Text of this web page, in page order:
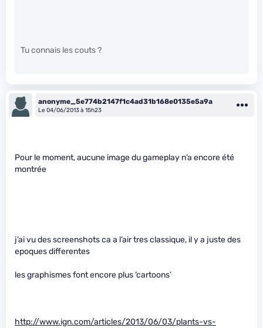
Tu connais les couts ?
anonyme_5e774b2147f1c4ad31b168e0135e5a9a
Le 04/06/2013 à 15h23
Pour le moment, aucune image du gameplay n’a encore été
montrée
j’ai vu des screenshots ca a l’air tres classique, il y a juste des
epoques differentes
les graphismes font encore plus ‘cartoons’
http://www.ign.com/articles/2013/06/03/plants-vs-